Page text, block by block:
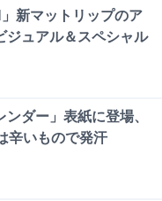
新マットリップのア
ジュアル＆スペシャル
ダー」表紙に登場、
辛いもので発汗